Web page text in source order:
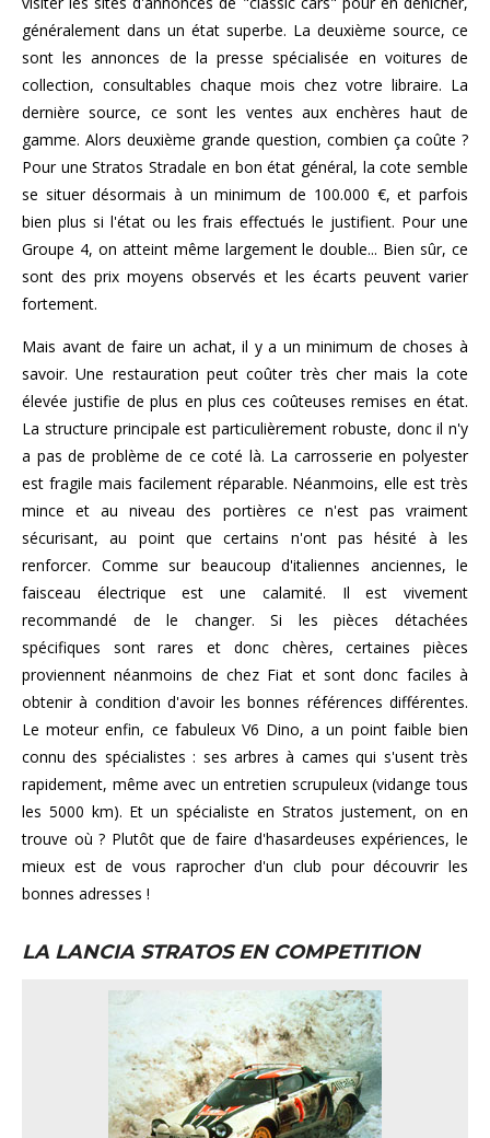
généralement dans un état superbe. La deuxième source, ce
sont les annonces de la presse spécialisée en voitures de
collection, consultables chaque mois chez votre libraire. La
dernière source, ce sont les ventes aux enchères haut de
gamme. Alors deuxième grande question, combien ça coûte ?
Pour une Stratos Stradale en bon état général, la cote semble
se situer désormais à un minimum de 100.000 €, et parfois
bien plus si l'état ou les frais effectués le justifient. Pour une
Groupe 4, on atteint même largement le double... Bien sûr, ce
sont des prix moyens observés et les écarts peuvent varier
fortement.
Mais avant de faire un achat, il y a un minimum de choses à
savoir. Une restauration peut coûter très cher mais la cote
élevée justifie de plus en plus ces coûteuses remises en état.
La structure principale est particulièrement robuste, donc il n'y
a pas de problème de ce coté là. La carrosserie en polyester
est fragile mais facilement réparable. Néanmoins, elle est très
mince et au niveau des portières ce n'est pas vraiment
sécurisant, au point que certains n'ont pas hésité à les
renforcer. Comme sur beaucoup d'italiennes anciennes, le
faisceau électrique est une calamité. Il est vivement
recommandé de le changer. Si les pièces détachées
spécifiques sont rares et donc chères, certaines pièces
proviennent néanmoins de chez Fiat et sont donc faciles à
obtenir à condition d'avoir les bonnes références différentes.
Le moteur enfin, ce fabuleux V6 Dino, a un point faible bien
connu des spécialistes : ses arbres à cames qui s'usent très
rapidement, même avec un entretien scrupuleux (vidange tous
les 5000 km). Et un spécialiste en Stratos justement, on en
trouve où ? Plutôt que de faire d'hasardeuses expériences, le
mieux est de vous raprocher d'un club pour découvrir les
bonnes adresses !
LA LANCIA STRATOS EN COMPETITION